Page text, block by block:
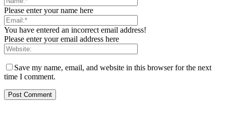
Please enter your name here
You have entered an incorrect email address!
Please enter your email address here
Save my name, email, and website in this browser for the next
time I comment.